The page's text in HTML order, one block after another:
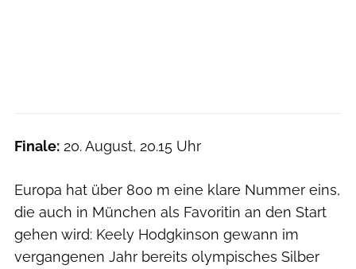
Finale: 20. August, 20.15 Uhr
Europa hat über 800 m eine klare Nummer eins,
die auch in München als Favoritin an den Start
gehen wird: Keely Hodgkinson gewann im
vergangenen Jahr bereits olympisches Silber